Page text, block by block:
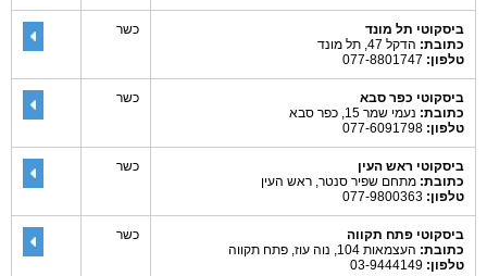
ביסקוטי תל מונד
כתובת: הדקל 47, תל מונד
טלפון:
כשר
ביסקוטי כפר סבא
כתובת: נעמי שמר 15, כפר סבא
טלפון:
כשר
ביסקוטי ראש העין
כתובת: מתחם שפיר סנטר, ראש העין
טלפון:
כשר
ביסקוטי פתח תקווה
כתובת: העצמאות 104, נוה עוז, פתח תקווה
טלפון:
כשר